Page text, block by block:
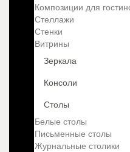
Композиции для
Стеллажи
Стенки
Витрины
Зеркала
Консоли
Столы
Белые столы
Письменные столы
Журнальные столики